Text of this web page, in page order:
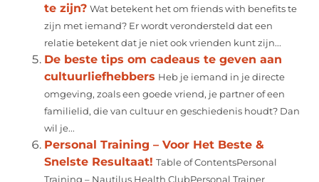
te zijn? Wat betekent het om friends with benefits te
zijn met iemand? Er wordt verondersteld dat een
relatie betekent dat je niet ook vrienden kunt zijn...
De beste tips om cadeaus te geven aan
cultuurliefhebbers Heb je iemand in je directe
omgeving, zoals een goede vriend, je partner of een
familielid, die van cultuur en geschiedenis houdt? Dan
wil je...
Personal Training – Voor Het Beste &
Snelste Resultaat! Table of ContentsPersonal
Training – Nautilus Health ClubPersonal Trainer